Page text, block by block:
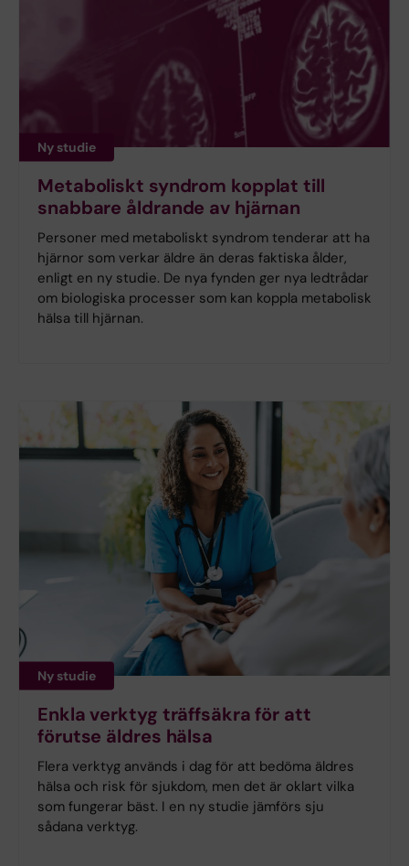
Ny studie
Metaboliskt syndrom kopplat till
snabbare åldrande av hjärnan
Personer med metaboliskt syndrom tenderar att ha
hjärnor som verkar äldre än deras faktiska ålder,
enligt en ny studie. De nya fynden ger nya ledtrådar
om biologiska processer som kan koppla metabolisk
hälsa till hjärnan.
Ny studie
Enkla verktyg träffsäkra för att
förutse äldres hälsa
Flera verktyg används i dag för att bedöma äldres
hälsa och risk för sjukdom, men det är oklart vilka
som fungerar bäst. I en ny studie jämförs sju
sådana verktyg.